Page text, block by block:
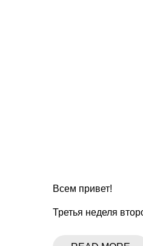
Всем привет!
Третья неделя